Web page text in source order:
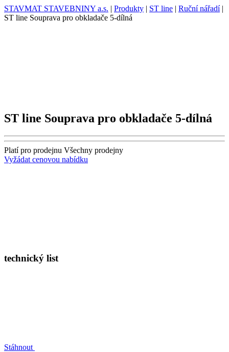
STAVMAT STAVEBNINY a.s. | Produkty | ST line | Ruční nářadí|
ST line Souprava pro obkladače 5-dílná
ST line Souprava pro obkladače 5-dílná
Platí pro prodejnu Všechny prodejny
Vyžádat cenovou nabídku
technický list
Stáhnout